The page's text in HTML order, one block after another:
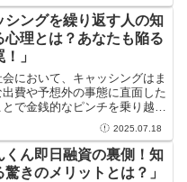
シングを繰り返す人の知
心理とは？あなたも陥る
」
において、キャッシングはま
費や予想外の事態に直面した
で金銭的なピンチを乗り越え
の心の中にひそむ複...2025.07.18
くん即日融資の裏側！知
驚きのメリットとは？」